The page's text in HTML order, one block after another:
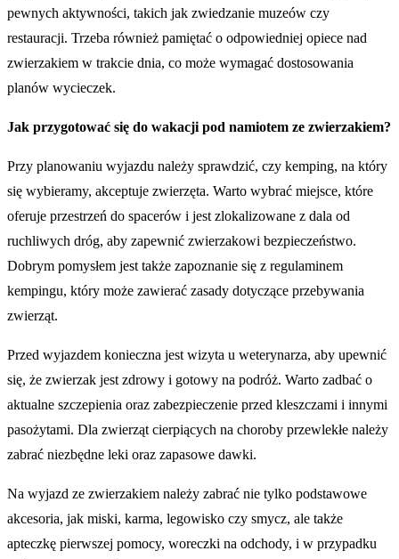
pewnych aktywności, takich jak zwiedzanie muzeów czy
restauracji. Trzeba również pamiętać o odpowiedniej opiece nad
zwierzakiem w trakcie dnia, co może wymagać dostosowania
planów wycieczek.
Jak przygotować się do wakacji pod namiotem ze zwierzakiem?
Przy planowaniu wyjazdu należy sprawdzić, czy kemping, na który
się wybieramy, akceptuje zwierzęta. Warto wybrać miejsce, które
oferuje przestrzeń do spacerów i jest zlokalizowane z dala od
ruchliwych dróg, aby zapewnić zwierzakowi bezpieczeństwo.
Dobrym pomysłem jest także zapoznanie się z regulaminem
kempingu, który może zawierać zasady dotyczące przebywania
zwierząt.
Przed wyjazdem konieczna jest wizyta u weterynarza, aby upewnić
się, że zwierzak jest zdrowy i gotowy na podróż. Warto zadbać o
aktualne szczepienia oraz zabezpieczenie przed kleszczami i innymi
pasożytami. Dla zwierząt cierpiących na choroby przewlekłe należy
zabrać niezbędne leki oraz zapasowe dawki.
Na wyjazd ze zwierzakiem należy zabrać nie tylko podstawowe
akcesoria, jak miski, karma, legowisko czy smycz, ale także
apteczkę pierwszej pomocy, woreczki na odchody, i w przypadku